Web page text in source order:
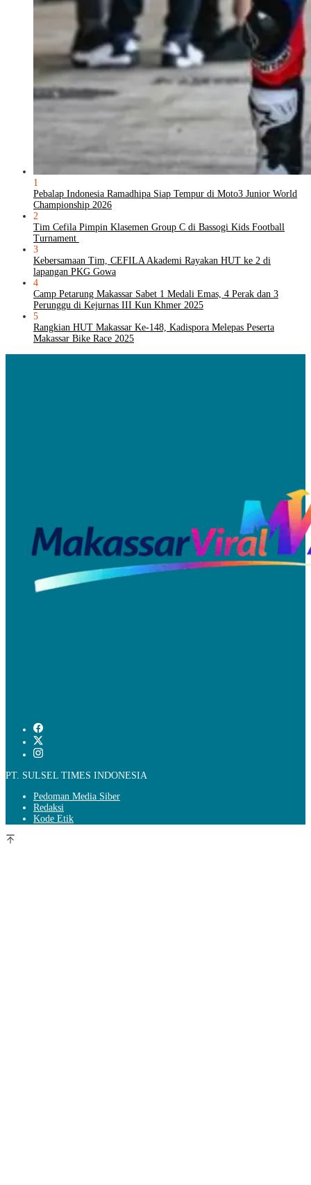
1
Pebalap Indonesia Ramadhipa Siap Tempur di Moto3 Junior World
Championship 2026
2
Tim Cefila Pimpin Klasemen Group C di Bassogi Kids Football
Turnament
3
Kebersamaan Tim, CEFILA Akademi Rayakan HUT ke 2 di
lapangan PKG Gowa
4
Camp Petarung Makassar Sabet 1 Medali Emas, 4 Perak dan 3
Perunggu di Kejurnas III Kun Khmer 2025
5
Rangkian HUT Makassar Ke-148, Kadispora Melepas Peserta
Makassar Bike Race 2025
PT. SULSEL TIMES INDONESIA
Pedoman Media Siber
Redaksi
Kode Etik